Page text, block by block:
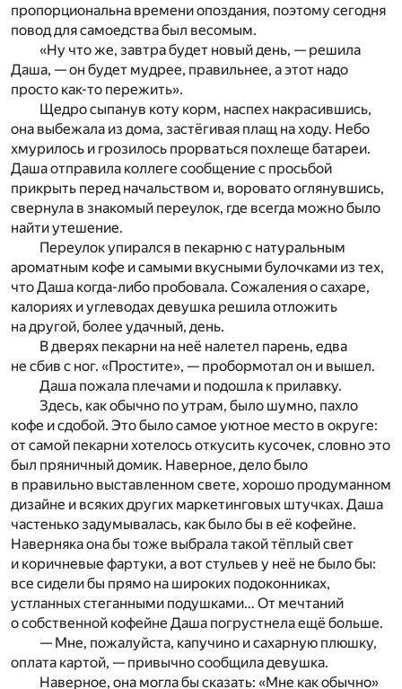
пропорциональна времени опоздания, поэтому сегодня
повод для самоедства был весомым.
«Ну что же, завтра будет новый день, — решила
Даша, — он будет мудрее, правильнее, а этот надо
просто как-то пережить».
Щедро сыпанув коту корм, наспех накрасившись,
она выбежала из дома, застёгивая плащ на ходу. Небо
хмурилось и грозилось прорваться похлеще батареи.
Даша отправила коллеге сообщение с просьбой
прикрыть перед начальством и, воровато оглянувшись,
свернула в знакомый переулок, где всегда можно было
найти утешение.
Переулок упирался в пекарню с натуральным
ароматным кофе и самыми вкусными булочками из тех,
что Даша когда-либо пробовала. Сожаления о сахаре,
калориях и углеводах девушка решила отложить
на другой, более удачный, день.
В дверях пекарни на неё налетел парень, едва
не сбив с ног. «Простите», — пробормотал он и вышел.
Даша пожала плечами и подошла к прилавку.
Здесь, как обычно по утрам, было шумно, пахло
кофе и сдобой. Это было самое уютное место в округе:
от самой пекарни хотелось откусить кусочек, словно это
был пряничный домик. Наверное, дело было
в правильно выставленном свете, хорошо продуманном
дизайне и всяких других маркетинговых штучках. Даша
частенько задумывалась, как было бы в её кофейне.
Наверняка она бы тоже выбрала такой тёплый свет
и коричневые фартуки, а вот стульев у неё не было бы:
все сидели бы прямо на широких подоконниках,
устланных стеганными подушками… От мечтаний
о собственной кофейне Даша погрустнела ещё больше.
— Мне, пожалуйста, капучино и сахарную плюшку,
оплата картой, — привычно сообщила девушка.
Наверное, она могла бы сказать: «Мне как обычно»